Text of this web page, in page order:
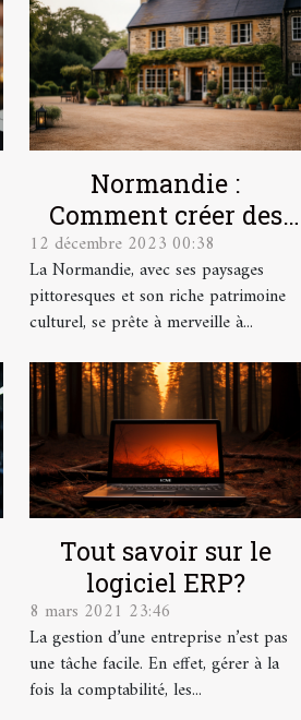
Normandie :
Comment créer des
événements
responsables et
durables
12 décembre 2023 00:38
La Normandie, avec ses paysages
pittoresques et son riche patrimoine
culturel, se prête à merveille à...
Tout savoir sur le
logiciel ERP?
8 mars 2021 23:46
La gestion d’une entreprise n’est pas
une tâche facile. En effet, gérer à la
fois la comptabilité, les...